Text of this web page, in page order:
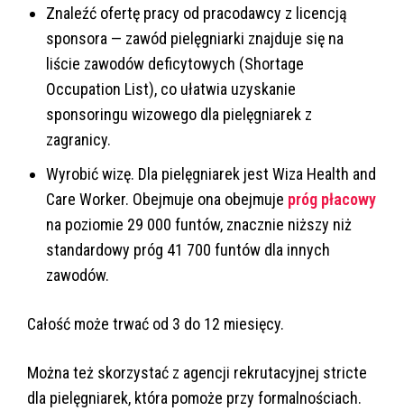
Znaleźć ofertę pracy od pracodawcy z licencją
sponsora — zawód pielęgniarki znajduje się na
liście zawodów deficytowych (Shortage
Occupation List), co ułatwia uzyskanie
sponsoringu wizowego dla pielęgniarek z
zagranicy.
Wyrobić wizę. Dla pielęgniarek jest Wiza Health and
Care Worker. Obejmuje ona obejmuje próg płacowy
na poziomie 29 000 funtów, znacznie niższy niż
standardowy próg 41 700 funtów dla innych
zawodów.
Całość może trwać od 3 do 12 miesięcy.
Można też skorzystać z agencji rekrutacyjnej stricte
dla pielęgniarek, która pomoże przy formalnościach.